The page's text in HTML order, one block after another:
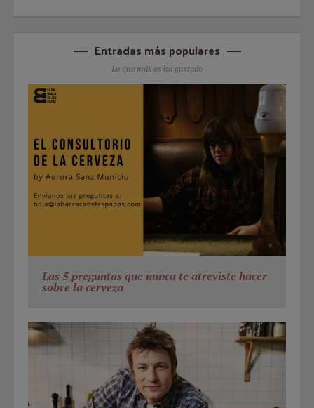
Entradas más populares
Lo que más os ha gustado
Las 5 preguntas que nunca te atreviste hacer
sobre la cerveza